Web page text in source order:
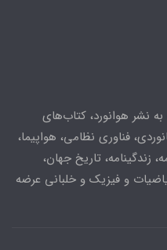
به نشر هوانورد، کتاب‌های
فناوری نظامی، هواپیما،
زندگینامه، تاریخ جهان،
و فیزیک و خلبانی عرضه